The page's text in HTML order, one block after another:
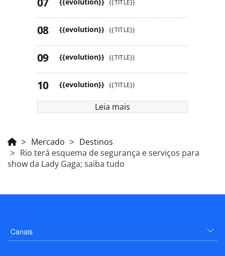
{{evolution}} {{TITLE}}
{{evolution}} {{TITLE}}
{{evolution}} {{TITLE}}
{{evolution}} {{TITLE}}
Leia mais
Mercado
Destinos
Rio terá esquema de segurança e serviços para
show da Lady Gaga; saiba tudo
Canais